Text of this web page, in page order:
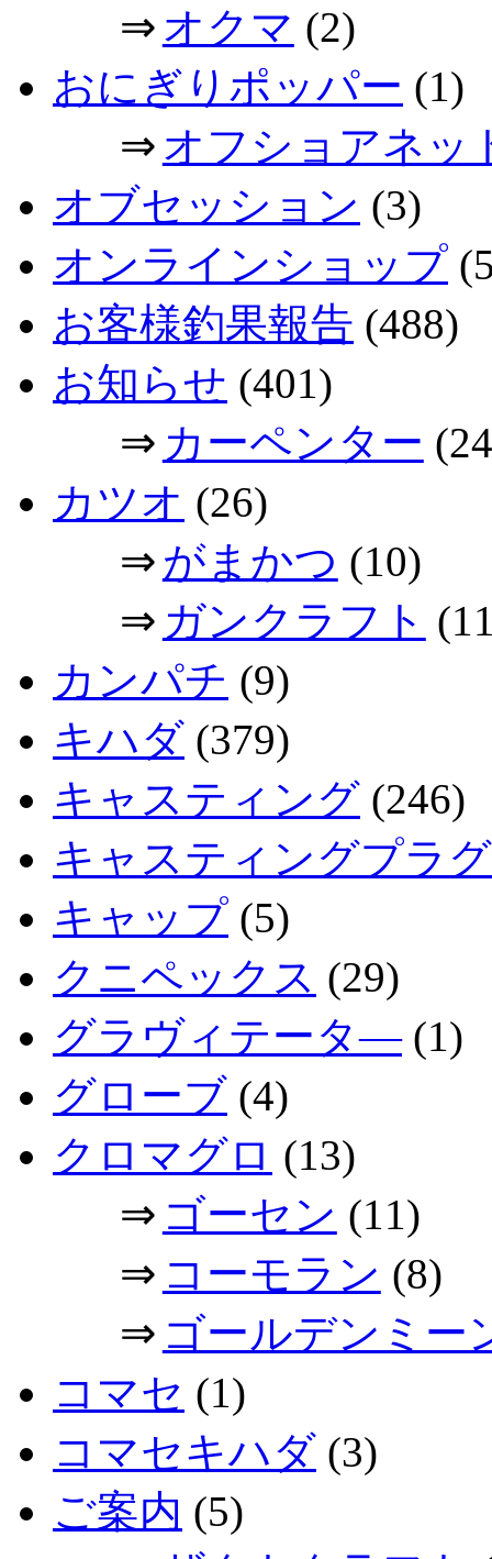
⇒ オクマ (2)
おにぎりポッパー (1)
⇒ オフショアネッ
オブセッション (3)
オンラインショップ
お客様釣果報告 (488)
お知らせ (401)
⇒ カーペンター
カツオ (26)
⇒ がまかつ (10)
⇒ ガンクラフト
カンパチ (9)
キハダ (379)
キャスティング (246)
キャスティングプラ
キャップ (5)
クニペックス (29)
グラヴィテータ―(1)
グローブ (4)
クロマグロ (13)
⇒ ゴーセン (11)
⇒ コーモラン (8)
⇒ ゴールデンミー
コマセ (1)
コマセキハダ (3)
ご案内 (5)